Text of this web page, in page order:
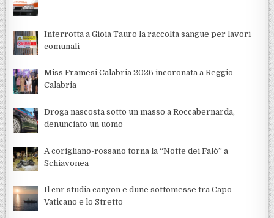
Interrotta a Gioia Tauro la raccolta sangue per lavori
comunali
Miss Framesi Calabria 2026 incoronata a Reggio
Calabria
Droga nascosta sotto un masso a Roccabernarda,
denunciato un uomo
A corigliano-rossano torna la “Notte dei Falò” a
Schiavonea
Il cnr studia canyon e dune sottomesse tra Capo
Vaticano e lo Stretto